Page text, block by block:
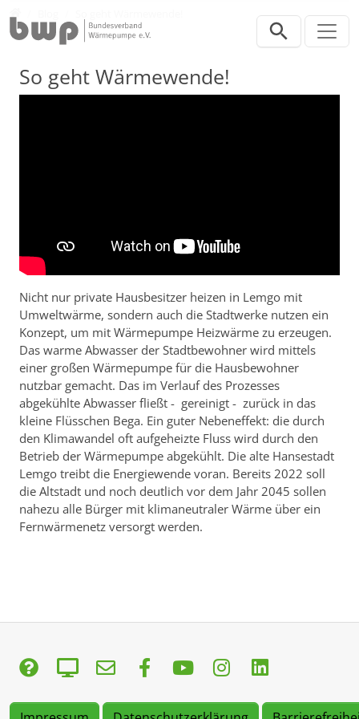
So geht Wärmewende!
Nicht nur private Hausbesitzer heizen in Lemgo mit
Umweltwärme, sondern auch die Stadtwerke nutzen ein
Konzept, um mit Wärmepumpe Heizwärme zu erzeugen.
Das warme Abwasser der Stadtbewohner wird mittels
einer großen Wärmepumpe für die Hausbewohner
nutzbar gemacht. Das im Verlauf des Prozesses
abgekühlte Abwasser fließt - gereinigt - zurück in das
kleine Flüsschen Bega. Ein guter Nebeneffekt: die durch
den Klimawandel oft aufgeheizte Fluss wird durch den
Betrieb der Wärmepumpe abgekühlt. Die alte Hansestadt
Lemgo treibt die Energiewende voran. Bereits 2022 soll
die Altstadt und noch deutlich vor dem Jahr 2045 sollen
nahezu alle Bürger mit klimaneutraler Wärme über ein
Fernwärmenetz versorgt werden.